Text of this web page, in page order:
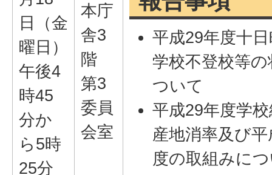
日（金
曜日）
午後4
時45
分か
ら5時
25分
本庁
舎3
階
第3
委員
会室
平成29年度十
学校不登校等
ついて
平成29年度学
産地消率及び
度の取組みに